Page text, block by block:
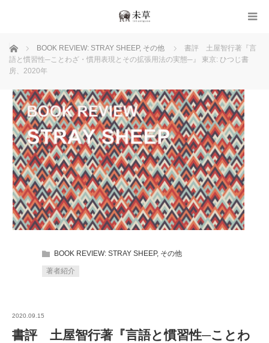
ホーム BOOK REVIEW: STRAY SHEEP, その他
書評 土屋智行著『言
語と慣習性─ことわざ・慣用表現とその拡張用法の実態─』 東京: ひつじ書
房、2020年
BOOK REVIEW: STRAY SHEEP, その他
著者紹介
2020.09.15
書評 土屋智行著『言語と慣習性─ことわ